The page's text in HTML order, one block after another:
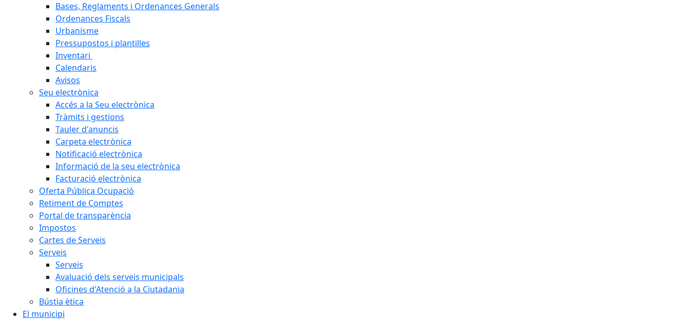
Bases, Reglaments i Ordenances Generals
Ordenances Fiscals
Urbanisme
Pressupostos i plantilles
Inventari
Calendaris
Avisos
Seu electrònica
Accés a la Seu electrònica
Tràmits i gestions
Tauler d'anuncis
Carpeta electrònica
Notificació electrònica
Informació de la seu electrònica
Facturació electrònica
Oferta Pública Ocupació
Retiment de Comptes
Portal de transparència
Impostos
Cartes de Serveis
Serveis
Serveis
Avaluació dels serveis municipals
Oficines d'Atenció a la Ciutadania
Bústia ètica
El municipi